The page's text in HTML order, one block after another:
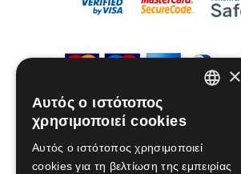
×
Αυτός ο ιστότοπος
χρησιμοποιεί cookies
Αυτός ο ιστότοπος χρησιμοποιεί
cookies για τη βελτίωση της εμπειρίας